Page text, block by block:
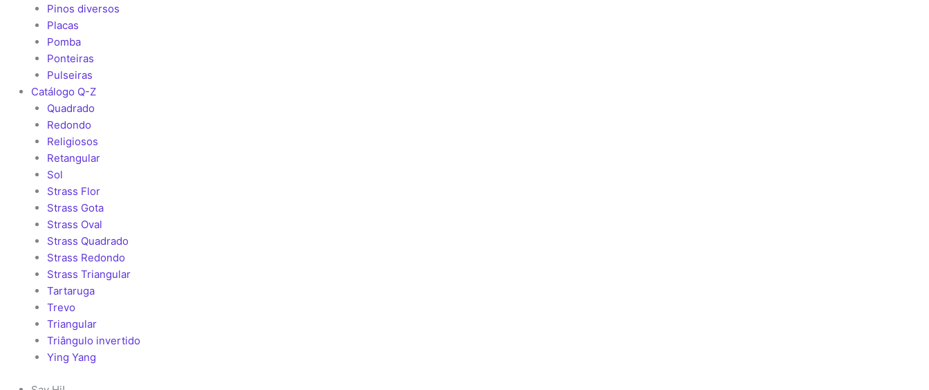
Pinos diversos
Placas
Pomba
Ponteiras
Pulseiras
Catálogo Q-Z
Quadrado
Redondo
Religiosos
Retangular
Sol
Strass Flor
Strass Gota
Strass Oval
Strass Quadrado
Strass Redondo
Strass Triangular
Tartaruga
Trevo
Triangular
Triângulo invertido
Ying Yang